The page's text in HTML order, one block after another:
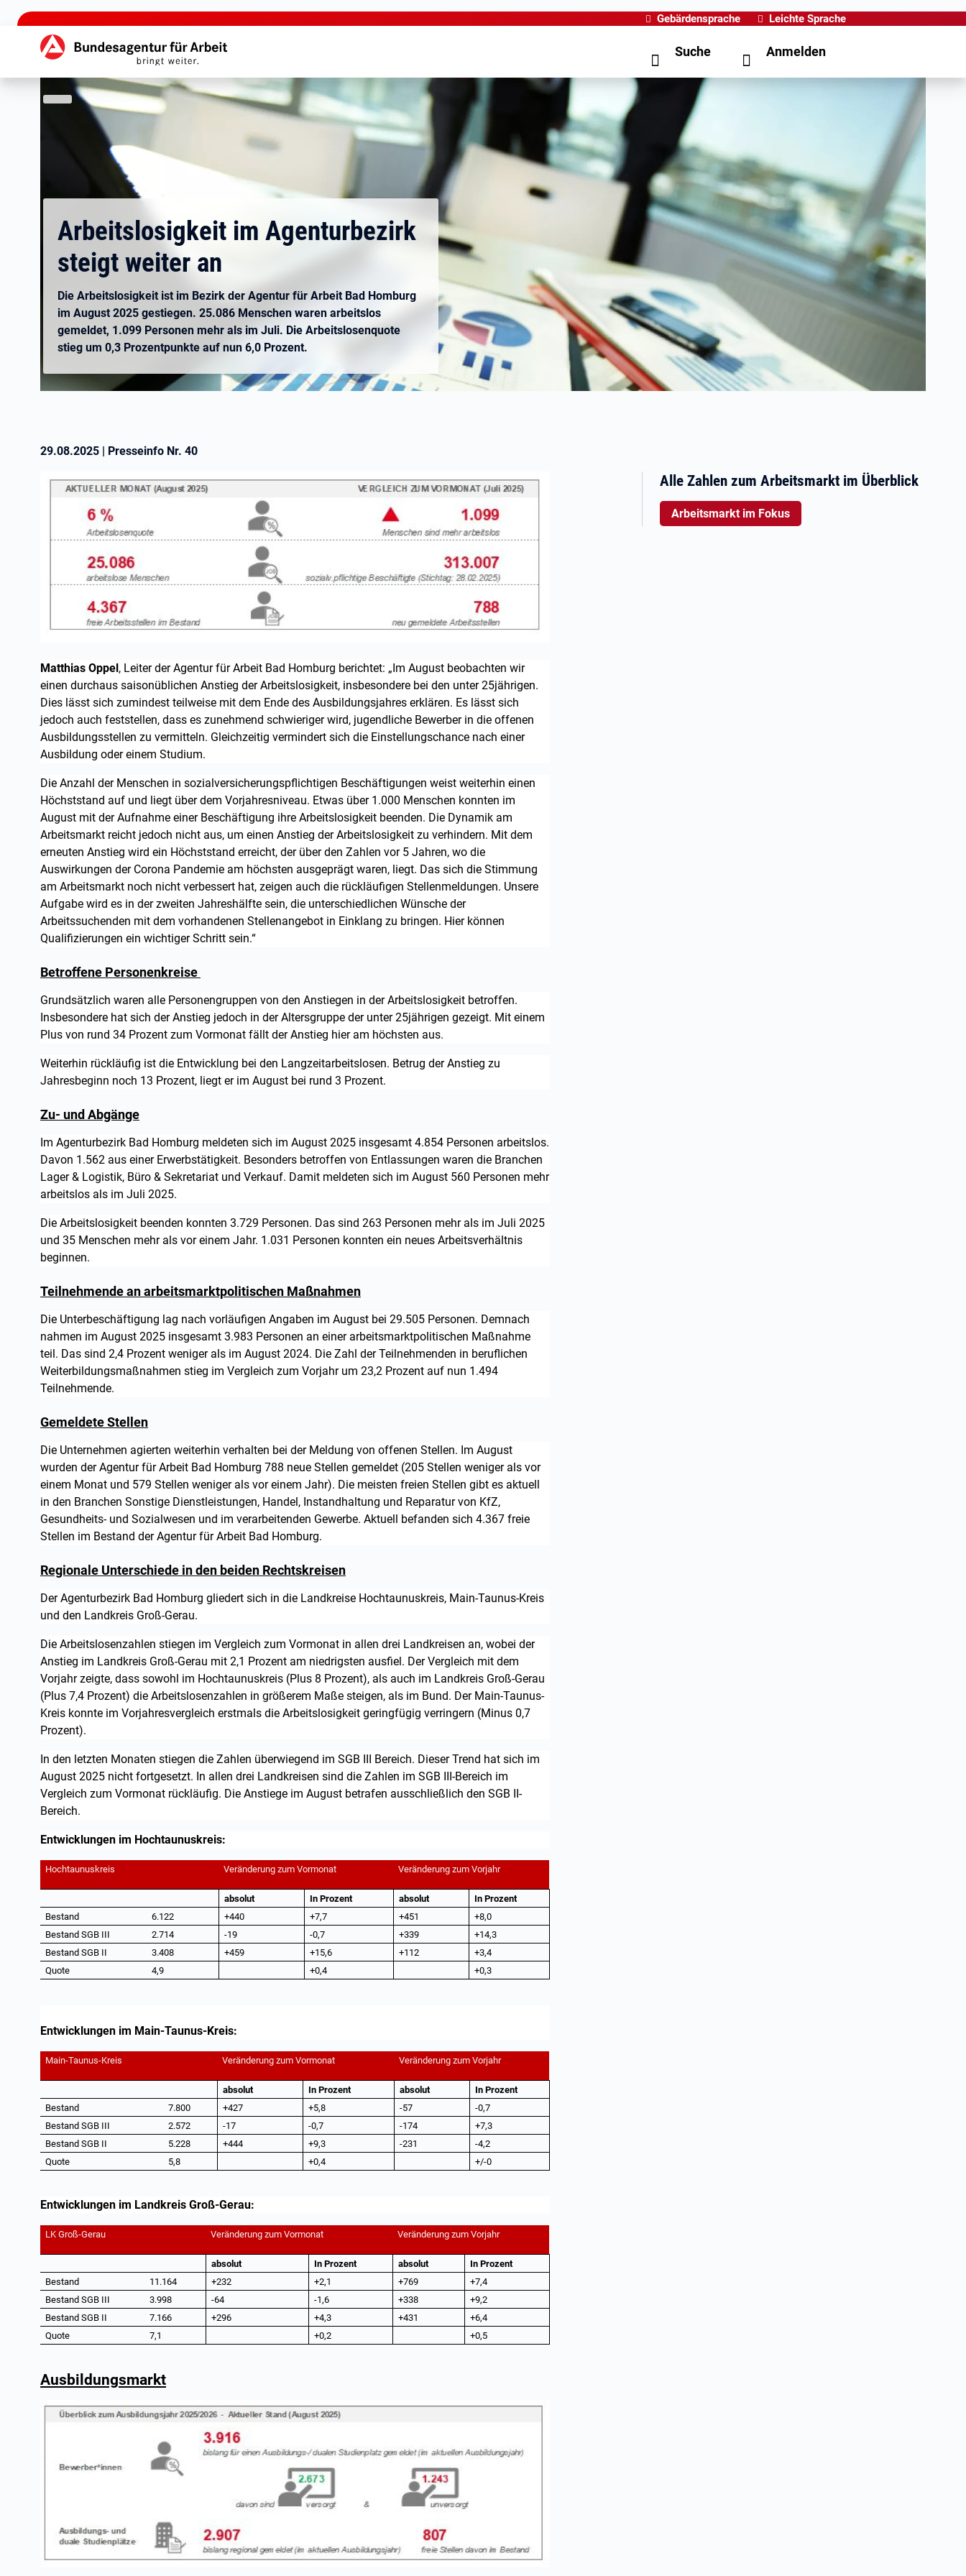
zu den Hauptinhalten springen
Gebärdensprache Leichte Sprache
Hauptnavigation Suche Anmelden
Arbeitslosigkeit im Agenturbezirk
steigt weiter an
Die Arbeitslosigkeit ist im Bezirk der Agentur für Arbeit Bad Homburg
im August 2025 gestiegen. 25.086 Menschen waren arbeitslos
gemeldet, 1.099 Personen mehr als im Juli. Die Arbeitslosenquote
stieg um 0,3 Prozentpunkte auf nun 6,0 Prozent.
29.08.2025 | Presseinfo Nr. 40
Matthias Oppel, Leiter der Agentur für Arbeit Bad Homburg berichtet: „Im August beobachten wir
einen durchaus saisonüblichen Anstieg der Arbeitslosigkeit, insbesondere bei den unter 25jährigen.
Dies lässt sich zumindest teilweise mit dem Ende des Ausbildungsjahres erklären. Es lässt sich
jedoch auch feststellen, dass es zunehmend schwieriger wird, jugendliche Bewerber in die offenen
Ausbildungsstellen zu vermitteln. Gleichzeitig vermindert sich die Einstellungschance nach einer
Ausbildung oder einem Studium.
Die Anzahl der Menschen in sozialversicherungspflichtigen Beschäftigungen weist weiterhin einen
Höchststand auf und liegt über dem Vorjahresniveau. Etwas über 1.000 Menschen konnten im
August mit der Aufnahme einer Beschäftigung ihre Arbeitslosigkeit beenden. Die Dynamik am
Arbeitsmarkt reicht jedoch nicht aus, um einen Anstieg der Arbeitslosigkeit zu verhindern. Mit dem
erneuten Anstieg wird ein Höchststand erreicht, der über den Zahlen vor 5 Jahren, wo die
Auswirkungen der Corona Pandemie am höchsten ausgeprägt waren, liegt. Das sich die Stimmung
am Arbeitsmarkt noch nicht verbessert hat, zeigen auch die rückläufigen Stellenmeldungen. Unsere
Aufgabe wird es in der zweiten Jahreshälfte sein, die unterschiedlichen Wünsche der
Arbeitssuchenden mit dem vorhandenen Stellenangebot in Einklang zu bringen. Hier können
Qualifizierungen ein wichtiger Schritt sein.“
Betroffene Personenkreise
Grundsätzlich waren alle Personengruppen von den Anstiegen in der Arbeitslosigkeit betroffen.
Insbesondere hat sich der Anstieg jedoch in der Altersgruppe der unter 25jährigen gezeigt. Mit einem
Plus von rund 34 Prozent zum Vormonat fällt der Anstieg hier am höchsten aus.
Weiterhin rückläufig ist die Entwicklung bei den Langzeitarbeitslosen. Betrug der Anstieg zu
Jahresbeginn noch 13 Prozent, liegt er im August bei rund 3 Prozent.
Zu- und Abgänge
Im Agenturbezirk Bad Homburg meldeten sich im August 2025 insgesamt 4.854 Personen arbeitslos.
Davon 1.562 aus einer Erwerbstätigkeit. Besonders betroffen von Entlassungen waren die Branchen
Lager & Logistik, Büro & Sekretariat und Verkauf. Damit meldeten sich im August 560 Personen mehr
arbeitslos als im Juli 2025.
Die Arbeitslosigkeit beenden konnten 3.729 Personen. Das sind 263 Personen mehr als im Juli 2025
und 35 Menschen mehr als vor einem Jahr. 1.031 Personen konnten ein neues Arbeitsverhältnis
beginnen.
Teilnehmende an arbeitsmarktpolitischen Maßnahmen
Die Unterbeschäftigung lag nach vorläufigen Angaben im August bei 29.505 Personen. Demnach
nahmen im August 2025 insgesamt 3.983 Personen an einer arbeitsmarktpolitischen Maßnahme
teil. Das sind 2,4 Prozent weniger als im August 2024. Die Zahl der Teilnehmenden in beruflichen
Weiterbildungsmaßnahmen stieg im Vergleich zum Vorjahr um 23,2 Prozent auf nun 1.494
Teilnehmende.
Gemeldete Stellen
Die Unternehmen agierten weiterhin verhalten bei der Meldung von offenen Stellen. Im August
wurden der Agentur für Arbeit Bad Homburg 788 neue Stellen gemeldet (205 Stellen weniger als vor
einem Monat und 579 Stellen weniger als vor einem Jahr). Die meisten freien Stellen gibt es aktuell
in den Branchen Sonstige Dienstleistungen, Handel, Instandhaltung und Reparatur von KfZ,
Gesundheits- und Sozialwesen und im verarbeitenden Gewerbe. Aktuell befanden sich 4.367 freie
Stellen im Bestand der Agentur für Arbeit Bad Homburg.
Regionale Unterschiede in den beiden Rechtskreisen
Der Agenturbezirk Bad Homburg gliedert sich in die Landkreise Hochtaunuskreis, Main-Taunus-Kreis
und den Landkreis Groß-Gerau.
Die Arbeitslosenzahlen stiegen im Vergleich zum Vormonat in allen drei Landkreisen an, wobei der
Anstieg im Landkreis Groß-Gerau mit 2,1 Prozent am niedrigsten ausfiel. Der Vergleich mit dem
Vorjahr zeigte, dass sowohl im Hochtaunuskreis (Plus 8 Prozent), als auch im Landkreis Groß-Gerau
(Plus 7,4 Prozent) die Arbeitslosenzahlen in größerem Maße steigen, als im Bund. Der Main-Taunus-
Kreis konnte im Vorjahresvergleich erstmals die Arbeitslosigkeit geringfügig verringern (Minus 0,7
Prozent).
In den letzten Monaten stiegen die Zahlen überwiegend im SGB III Bereich. Dieser Trend hat sich im
August 2025 nicht fortgesetzt. In allen drei Landkreisen sind die Zahlen im SGB III-Bereich im
Vergleich zum Vormonat rückläufig. Die Anstiege im August betrafen ausschließlich den SGB II-
Bereich.
Entwicklungen im Hochtaunuskreis:
Hochtaunuskreis Veränderung zum Vormonat Veränderung zum Vorjahr
absolut In Prozent absolut
In Prozent
Bestand
6.122 +440 +7,7 +451
+8,0
Bestand SGB III
2.714 -19 -0,7 +339
+14,3
Bestand SGB II
3.408 +459 +15,6 +112
+3,4
Quote
4,9 +0,4 +0,3
Entwicklungen im Main-Taunus-Kreis:
Main-Taunus-Kreis Veränderung zum Vormonat Veränderung zum Vorjahr
absolut In Prozent absolut
In Prozent
Bestand
7.800 +427 +5,8 -57
-0,7
Bestand SGB III
2.572 -17 -0,7 -174
+7,3
Bestand SGB II
5.228 +444 +9,3 -231
-4,2
Quote
5,8 +0,4 +/-0
Entwicklungen im Landkreis Groß-Gerau:
LK Groß-Gerau Veränderung zum Vormonat Veränderung zum Vorjahr
absolut In Prozent absolut
In Prozent
Bestand
11.164 +232 +2,1 +769
+7,4
Bestand SGB III
3.998 -64 -1,6 +338
+9,2
Bestand SGB II
7.166 +296 +4,3 +431
+6,4
Quote
7,1 +0,2 +0,5
Ausbildungsmarkt
Alle Zahlen zum Arbeitsmarkt im Überblick
Arbeitsmarkt im Fokus